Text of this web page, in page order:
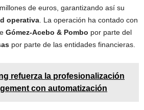
de euros, garantizando así su
operativa . La operación ha contado con
Gómez-Acebo & Pombo por parte del
por parte de las entidades financieras.
refuerza la profesionalización
con automatización